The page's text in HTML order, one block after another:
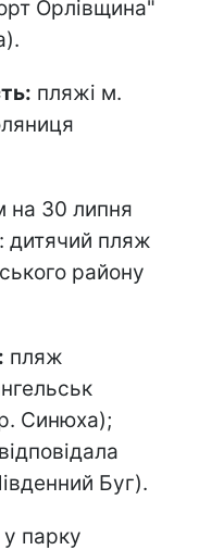
Орлівщина"
пляжі м.
на 30 липня
дитячий пляж
району
пляж
Синюха);
Буг).
парку